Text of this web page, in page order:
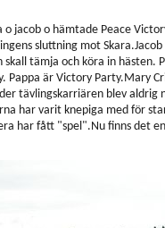
o jacob o hämtade Peace
sluttning mot
tämja och köra in hästen.
Pappa är Victory Party.Mary
tävlingskarriären blev aldrig
har varit knepiga med för
har fått "spel".Nu finns det en